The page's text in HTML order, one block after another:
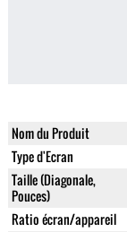
Nom du Produit
Type d'Ecran
Taille (Diagonale,
Pouces)
Ratio écran/appareil